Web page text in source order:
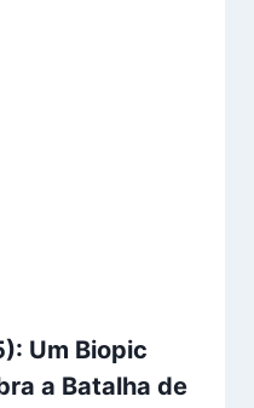
Um Biopic
a Batalha de